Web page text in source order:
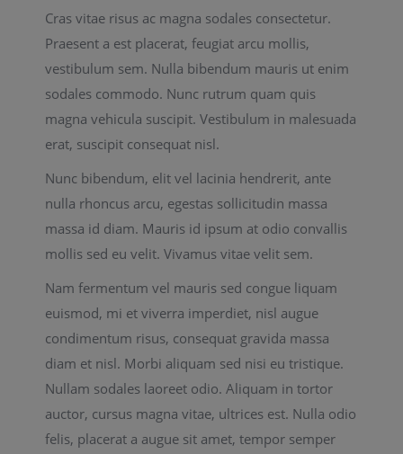
Cras vitae risus ac magna sodales consectetur.
Praesent a est placerat, feugiat arcu mollis,
vestibulum sem. Nulla bibendum mauris ut enim
sodales commodo. Nunc rutrum quam quis
magna vehicula suscipit. Vestibulum in malesuada
erat, suscipit consequat nisl.
Nunc bibendum, elit vel lacinia hendrerit, ante
nulla rhoncus arcu, egestas sollicitudin massa
massa id diam. Mauris id ipsum at odio convallis
mollis sed eu velit. Vivamus vitae velit sem.
Nam fermentum vel mauris sed congue liquam
euismod, mi et viverra imperdiet, nisl augue
condimentum risus, consequat gravida massa
diam et nisl. Morbi aliquam sed nisi eu tristique.
Nullam sodales laoreet odio. Aliquam in tortor
auctor, cursus magna vitae, ultrices est. Nulla odio
felis, placerat a augue sit amet, tempor semper